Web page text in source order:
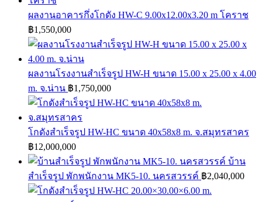
ผลงานอาคารกึ่งโกดัง HW-C 9.00x12.00x3.20 m โคราช
฿1,550,000
ผลงานโรงงานสำเร็จรูป HW-H ขนาด 15.00 x 25.00 x 4.00
m. จ.น่าน ฿1,750,000
โกดังสำเร็จรูป HW-HC ขนาด 40x58x8 m. จ.สมุทรสาคร
฿12,000,000
บ้าน
สำเร็จรูป พักพนักงาน MK5-10. นครสวรรค์ ฿2,040,000